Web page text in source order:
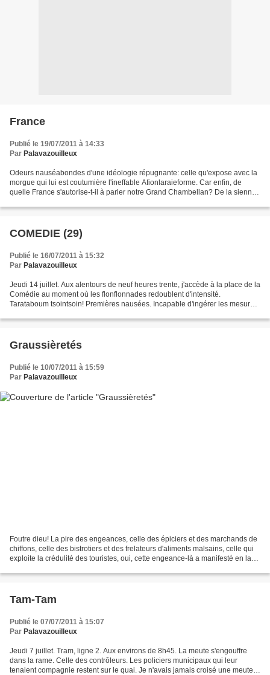
France
Publié le 19/07/2011 à 14:33
Par Palavazouilleux
Odeurs nauséabondes d'une idéologie répugnante: celle qu'expose avec la
morgue qui lui est coutumière l'ineffable Afionlaraieforme. Car enfin, de
quelle France s'autorise-t-il à parler notre Grand Chambellan? De la sienne,
COMEDIE (29)
Publié le 16/07/2011 à 15:32
Par Palavazouilleux
Jeudi 14 juillet. Aux alentours de neuf heures trente, j'accède à la place de la
Comédie au moment où les flonflonnades redoublent d'intensité.
Tarataboum tsointsoin! Premières nausées. Incapable d'ingérer les mesures
Graussièretés
Publié le 10/07/2011 à 15:59
Par Palavazouilleux
Foutre dieu! La pire des engeances, celle des épiciers et des marchands de
chiffons, celle des bistrotiers et des frelateurs d'aliments malsains, celle qui
exploite la crédulité des touristes, oui, cette engeance-là a manifesté en la
Tam-Tam
Publié le 07/07/2011 à 15:07
Par Palavazouilleux
Jeudi 7 juillet. Tram, ligne 2. Aux environs de 8h45. La meute s'engouffre
dans la rame. Celle des contrôleurs. Les policiers municipaux qui leur
tenaient compagnie restent sur le quai. Je n'avais jamais croisé une meute